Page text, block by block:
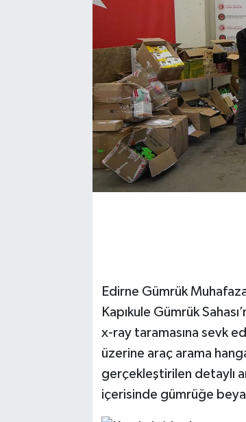
Edirne Gümrük
Kapıkule Gümrük
x-ray taramasına sevk
üzerine araç arama
gerçekleştirilen detaylı
içerisinde gümrüğe